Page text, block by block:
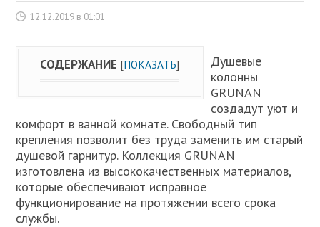
12.12.2019 в 01:01
СОДЕРЖАНИЕ [ПОКАЗАТЬ]
Душевые
колонны
GRUNAN
создадут уют и
комфорт в ванной комнате. Свободный тип
крепления позволит без труда заменить им старый
душевой гарнитур. Коллекция GRUNAN
изготовлена из высококачественных материалов,
которые обеспечивают исправное
функционирование на протяжении всего срока
службы.